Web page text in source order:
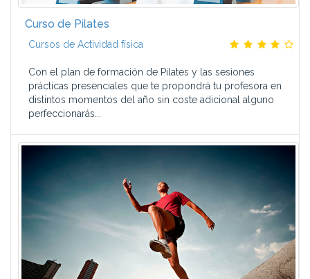
Curso de Pilates
Cursos de Actividad física
Con el plan de formación de Pilates y las sesiones
prácticas presenciales que te propondrá tu profesora en
distintos momentos del año sin coste adicional alguno
perfeccionarás...